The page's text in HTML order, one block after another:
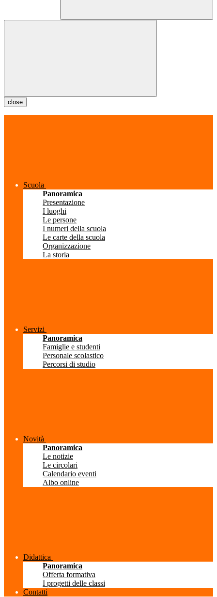
close
Scuola
Panoramica
Presentazione
I luoghi
Le persone
I numeri della scuola
Le carte della scuola
Organizzazione
La storia
Servizi
Panoramica
Famiglie e studenti
Personale scolastico
Percorsi di studio
Novità
Panoramica
Le notizie
Le circolari
Calendario eventi
Albo online
Didattica
Panoramica
Offerta formativa
I progetti delle classi
Contatti